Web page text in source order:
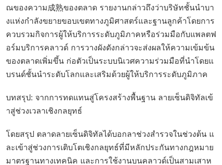
ณของความ成熟ของตลาด รายงานกล่าวถึงว่าบริษัทชั้นนำบา
งแห่งกำลังขยายขอบเขตทางภูมิศาสตร์และฐานลูกค้าโดยการ
ควบรวมกิจการผู้ให้บริการระดับภูมิภาคหรือร่วมมือกับแพลตฟ
อร์มบริการคลาวด์ การวางผังดังกล่าวจะส่งผลให้ความเข้มข้น
ของตลาดเพิ่มขึ้น ก่อตัวเป็นระบบนิเวศความร่วมมือที่นำโดยแ
บรนด์ชั้นนำระดับโลกและเสริมด้วยผู้ให้บริการระดับภูมิภาค
บทสรุป: จากการทดแทนสู่โครงสร้างพื้นฐาน ลายเซ็นดิจิทัลเข้
าสู่ช่วงเวลาเชิงกลยุทธ์
โดยสรุป ตลาดลายเซ็นดิจิทัลได้บอกลาช่วงสำรวจในช่วงต้น แ
ละเข้าสู่ช่วงการเติบโตเชิงกลยุทธ์ที่มีหลักประกันทางกฎหมาย
มาตรฐานทางเทคนิค และการใช้งานบนคลาวด์เป็นสามเสาห